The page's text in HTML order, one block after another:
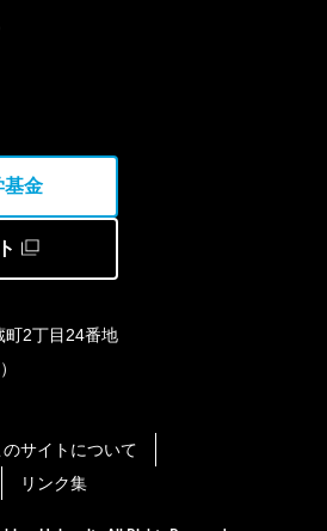
2丁目24番地
基金
のサイトについて
リンク集